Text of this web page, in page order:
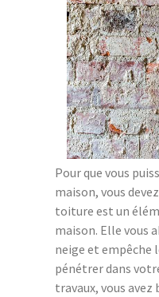
Pour que vous
maison, vous
toiture est un
maison. Elle vous
neige et empêche
pénétrer dans
travaux, vous